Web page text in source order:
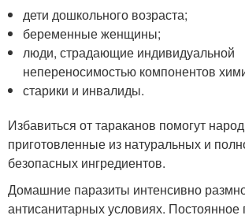
дети дошкольного возраста;
беременные женщины;
люди, страдающие индивидуальной
непереносимостью компонентов
старики и инвалиды.
Избавиться от тараканов помогут
приготовленные из натуральных и
безопасных ингредиентов.
Домашние паразиты интенсивно
антисанитарных условиях.